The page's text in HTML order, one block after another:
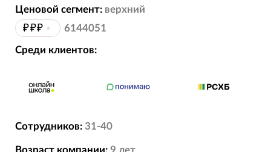
Ценовой сегмент: верхний
₽₽₽ • 6144051
Среди клиентов:
Сотрудников: 31-40
Возраст компании: 9 лет